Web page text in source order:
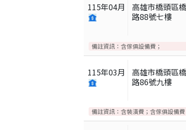
115年04月
高雄市橋頭區
路88號七樓
備註資訊： 含傢俱設備費；
115年03月
高雄市橋頭區
路86號九樓
備註資訊： 含裝潢費；含傢俱設備費